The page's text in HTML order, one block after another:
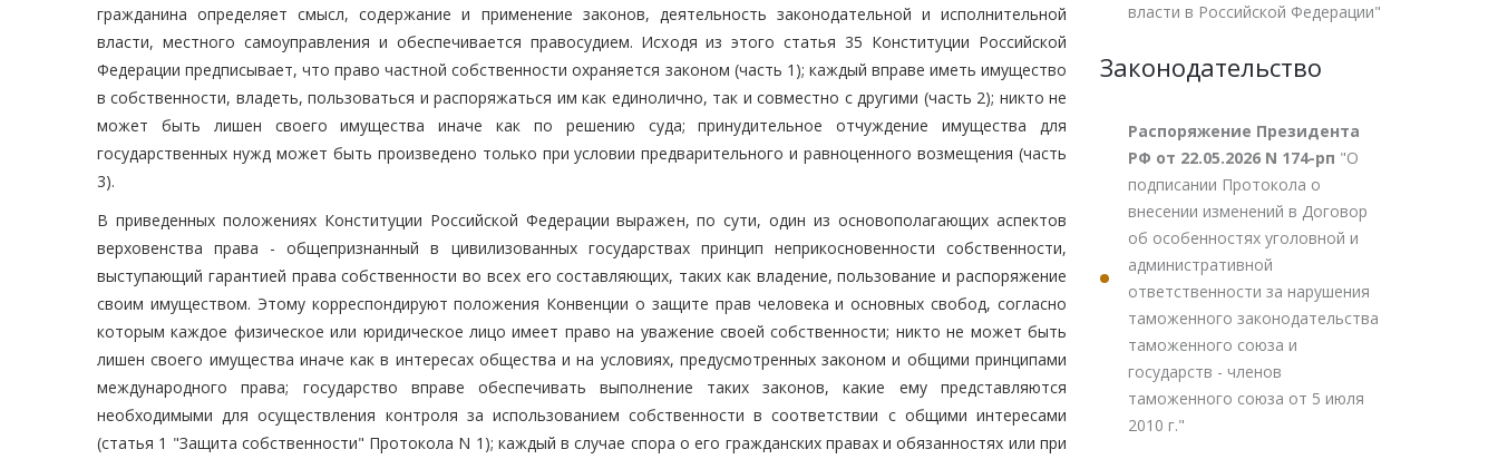
гражданина определяет смысл, содержание и применение законов, деятельность законодательной и исполнительной
власти, местного самоуправления и обеспечивается правосудием. Исходя из этого статья 35 Конституции Российской
Федерации предписывает, что право частной собственности охраняется законом (часть 1); каждый вправе иметь имущество
в собственности, владеть, пользоваться и распоряжаться им как единолично, так и совместно с другими (часть 2); никто не
может быть лишен своего имущества иначе как по решению суда; принудительное отчуждение имущества для
государственных нужд может быть произведено только при условии предварительного и равноценного возмещения (часть
3).
В приведенных положениях Конституции Российской Федерации выражен, по сути, один из основополагающих аспектов
верховенства права - общепризнанный в цивилизованных государствах принцип неприкосновенности собственности,
выступающий гарантией права собственности во всех его составляющих, таких как владение, пользование и распоряжение
своим имуществом. Этому корреспондируют положения Конвенции о защите прав человека и основных свобод, согласно
которым каждое физическое или юридическое лицо имеет право на уважение своей собственности; никто не может быть
лишен своего имущества иначе как в интересах общества и на условиях, предусмотренных законом и общими принципами
международного права; государство вправе обеспечивать выполнение таких законов, какие ему представляются
необходимыми для осуществления контроля за использованием собственности в соответствии с общими интересами
(статья 1 "Защита собственности" Протокола N 1); каждый в случае спора о его гражданских правах и обязанностях или при
власти в Российской Федерации"
Законодательство
Распоряжение Президента
РФ от 22.05.2026 N 174-рп "О
подписании Протокола о
внесении изменений в Договор
об особенностях уголовной и
административной
ответственности за нарушения
таможенного законодательства
таможенного союза и
государств - членов
таможенного союза от 5 июля
2010 г."